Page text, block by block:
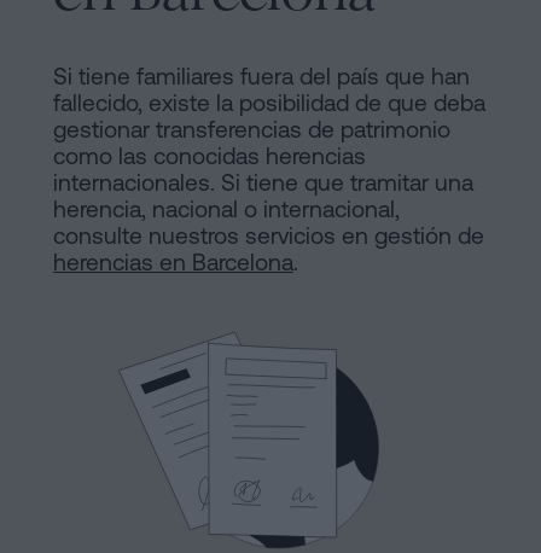
Notaría
online
Blog
en
Barcelona
Hipotecas
Disolución
de
pareja
Barcelona
Notaría
Si tiene familiares fuera del país que han
fallecido, existe la posibilidad de que deba
gestionar transferencias de patrimonio
como las conocidas herencias
internacionales. Si tiene que tramitar una
herencia, nacional o internacional,
consulte nuestros servicios en gestión de
herencias en Barcelona.